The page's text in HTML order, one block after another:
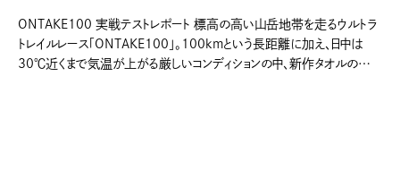
ONTAKE100 実戦テストレポート 標高の高い山岳地帯を走るウルトラ
トレイルレース「ONTAKE100」。100kmという長距離に加え、日中は
30℃近くまで気温が上がる厳しいコンディションの中、新作タオルの